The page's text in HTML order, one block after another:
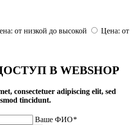
от низкой до высокой
Цена: от
В WEBSHOP
consectetuer adipiscing elit, sed
tincidunt.
Ваше ФИО*